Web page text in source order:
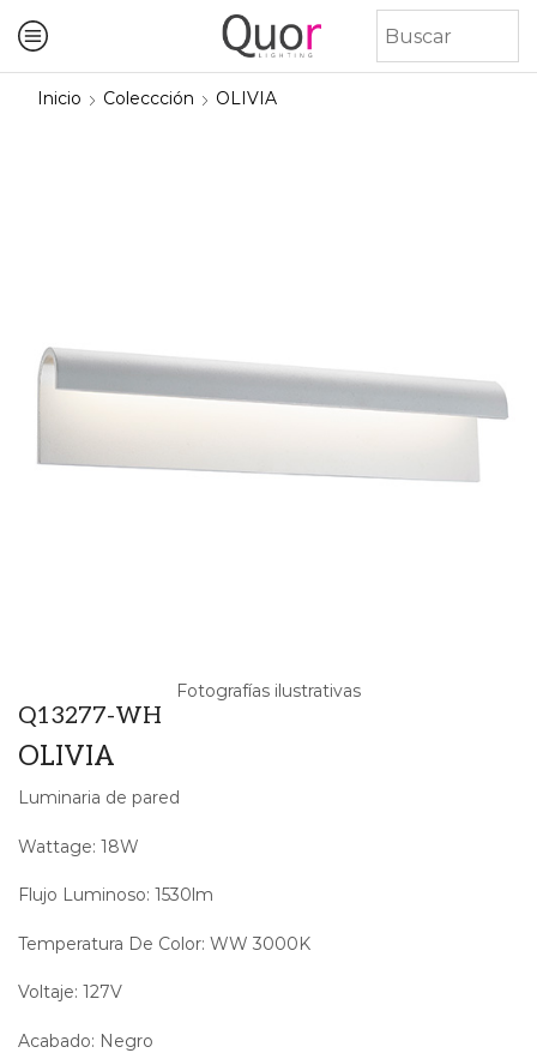
Inicio Coleccción OLIVIA
Fotografías ilustrativas
Q13277-WH
OLIVIA
Luminaria de pared
Wattage: 18W
Flujo Luminoso: 1530lm
Temperatura De Color: WW 3000K
Voltaje: 127V
Acabado: Negro